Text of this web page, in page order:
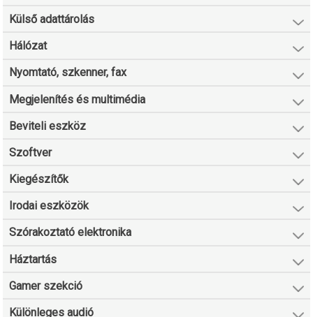
Külső adattárolás
Hálózat
Nyomtató, szkenner, fax
Megjelenítés és multimédia
Beviteli eszköz
Szoftver
Kiegészítők
Irodai eszközök
Szórakoztató elektronika
Háztartás
Gamer szekció
Különleges audió